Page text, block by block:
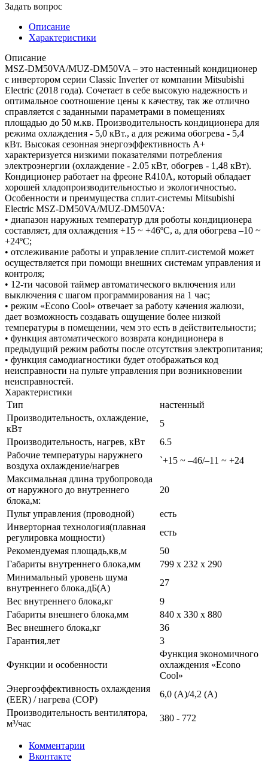
Задать вопрос
Описание
Характеристики
Описание
MSZ-DM50VA/MUZ-DM50VA – это настенный кондиционер
с инвертором серии Classic Inverter от компании Mitsubishi
Electric (2018 года). Сочетает в себе высокую надежность и
оптимальное соотношение цены к качеству, так же отлично
справляется с заданными параметрами в помещениях
площадью до 50 м.кв. Производительность кондиционера для
режима охлаждения - 5,0 кВт., а для режима обогрева - 5,4
кВт. Высокая сезонная энергоэффективность A+
характеризуется низкими показателями потребления
электроэнергии (охлаждение - 2.05 кВт, обогрев - 1,48 кВт).
Кондиционер работает на фреоне R410A, который обладает
хорошей хладопроизводительностью и экологичностью.
Особенности и преимущества сплит-системы Mitsubishi
Electric MSZ-DM50VA/MUZ-DM50VA:
• диапазон наружных температур для роботы кондиционера
составляет, для охлаждения +15 ~ +46ºC, а, для обогрева –10 ~
+24ºC;
• отслеживание работы и управление сплит-системой может
осуществляется при помощи внешних системам управления и
контроля;
• 12-ти часовой таймер автоматического включения или
выключения с шагом программирования на 1 час;
• режим «Econo Cool» отвечает за работу качения жалюзи,
дает возможность создавать ощущение более низкой
температуры в помещении, чем это есть в действительности;
• функция автоматического возврата кондиционера в
предыдущий режим работы после отсутствия электропитания;
• функция самодиагностики будет отображаться код
неисправности на пульте управления при возникновении
неисправностей.
Характеристики
Тип
настенный
Производительность, охлаждение,
кВт
5
Производительность, нагрев, кВт
6.5
Рабочие температуры наружнего
воздуха охлаждение/нагрев
`+15 ~ –46/–11 ~ +24
Максимальная длина трубопровода
от наружного до внутреннего
блока,м:
20
Пульт управления (проводной)
есть
Инверторная технология(плавная
регулировка мощности)
есть
Рекомендуемая площадь,кв,м
50
Габариты внутреннего блока,мм
799 x 232 x 290
Минимальный уровень шума
внутреннего блока,дБ(А)
27
Вес внутреннего блока,кг
9
Габариты внешнего блока,мм
840 x 330 x 880
Вес внешнего блока,кг
36
Гарантия,лет
3
Функции и особенности
Функция экономичного
охлаждения «Econo
Cool»
Энергоэффективность охлаждения
(EER) / нагрева (COP)
6,0 (A)/4,2 (A)
Производительность вентилятора,
м³/час
380 - 772
Комментарии
Вконтакте